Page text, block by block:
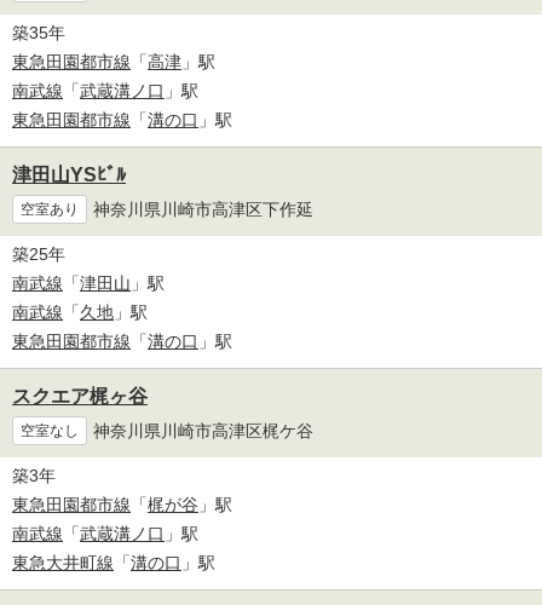
築35年
東急田園都市線 「高津 」駅
南武線 「武蔵溝ノ口 」駅
東急田園都市線 「溝の口 」駅
津田山YSﾋﾞﾙ
空室あり 神奈川県川崎市高津区下作延
築25年
南武線 「津田山 」駅
南武線 「久地 」駅
東急田園都市線 「溝の口 」駅
スクエア梶ヶ谷
空室なし 神奈川県川崎市高津区梶ケ谷
築3年
東急田園都市線 「梶が谷 」駅
南武線 「武蔵溝ノ口 」駅
東急大井町線 「溝の口 」駅